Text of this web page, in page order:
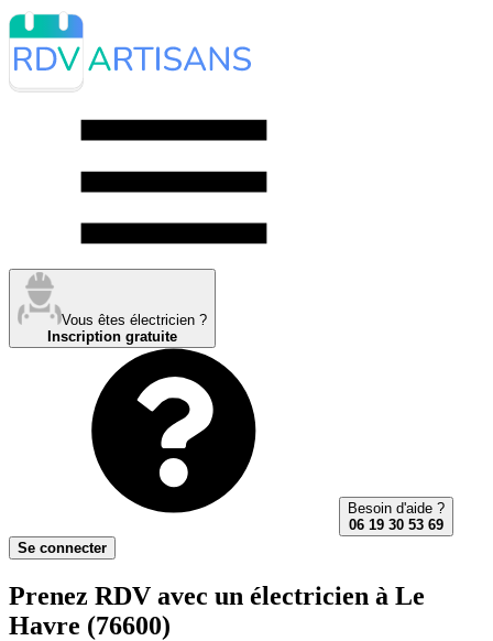
Vous êtes électricien ?
Inscription gratuite
Besoin d'aide ?
06 19 30 53 69
Se connecter
Prenez RDV avec un électricien à Le
Havre (76600)